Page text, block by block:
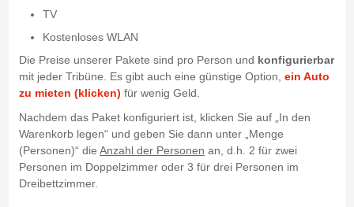
TV
Kostenloses WLAN
Die Preise unserer Pakete sind pro Person und konfigurierbar
mit jeder Tribüne. Es gibt auch eine günstige Option, ein Auto
zu mieten (klicken) für wenig Geld.
Nachdem das Paket konfiguriert ist, klicken Sie auf „In den
Warenkorb legen“ und geben Sie dann unter „Menge
(Personen)“ die Anzahl der Personen an, d.h. 2 für zwei
Personen im Doppelzimmer oder 3 für drei Personen im
Dreibettzimmer.